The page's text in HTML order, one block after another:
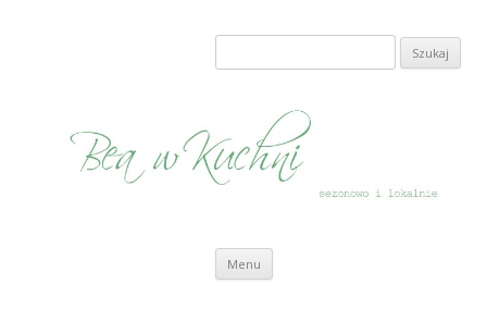
Szukaj:
Menu Przeskocz do treści